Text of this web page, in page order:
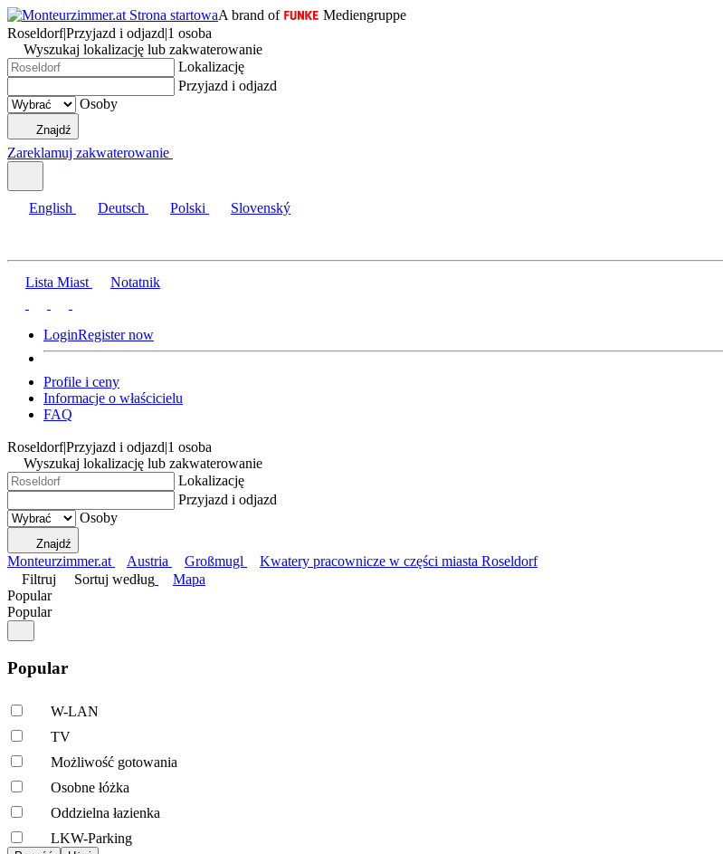
A brand of
Mediengruppe
Roseldorf|Przyjazd i odjazd|1 osoba
Wyszukaj lokalizację lub zakwaterowanie
Lokalizację
Przyjazd i odjazd
Osoby
Znajdź
Zareklamuj zakwaterowanie
English Deutsch Polski Slovenský
Lista Miast Notatnik
LoginRegister now
Profile i ceny
Informacje o właścicielu
FAQ
Roseldorf|Przyjazd i odjazd|1 osoba
Wyszukaj lokalizację lub zakwaterowanie
Lokalizację
Przyjazd i odjazd
Osoby
Znajdź
Monteurzimmer.at Austria Großmugl
Kwatery pracownicze w części miasta Roseldorf
Filtruj
Sortuj według
Mapa
Popular
Popular
Popular
W-LAN
TV
Możliwość gotowania
Osobne łóżka
Oddzielna łazienka
LKW-Parking